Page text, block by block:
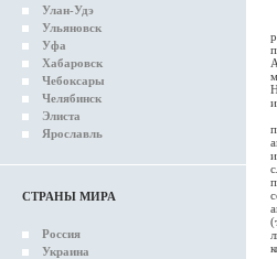
Улан-Удэ
Ульяновск
Уфа
Хабаровск
Чебоксары
Челябинск
Элиста
Ярославль
СТРАНЫ МИРА
Россия
Украина